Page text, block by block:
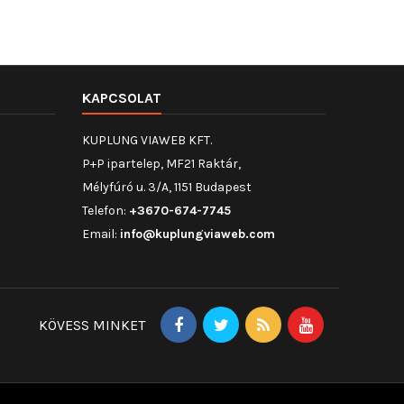
KAPCSOLAT
KUPLUNG VIAWEB KFT.
P+P ipartelep, MF21 Raktár,
Mélyfúró u. 3/A, 1151 Budapest
Telefon: +3670-674-7745
Email: info@kuplungviaweb.com
KÖVESS MINKET